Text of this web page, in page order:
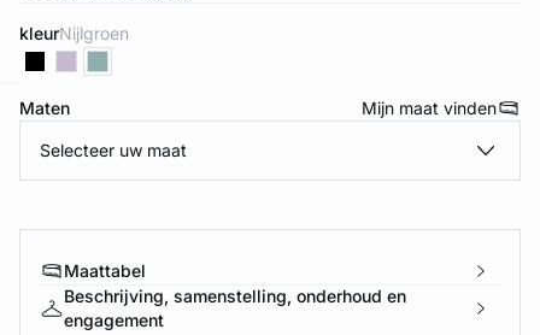
kleur nijlgroen
Maten Mijn maat vinden
Selecteer uw maat
Maattabel
Beschrijving, samenstelling, onderhoud en
engagement